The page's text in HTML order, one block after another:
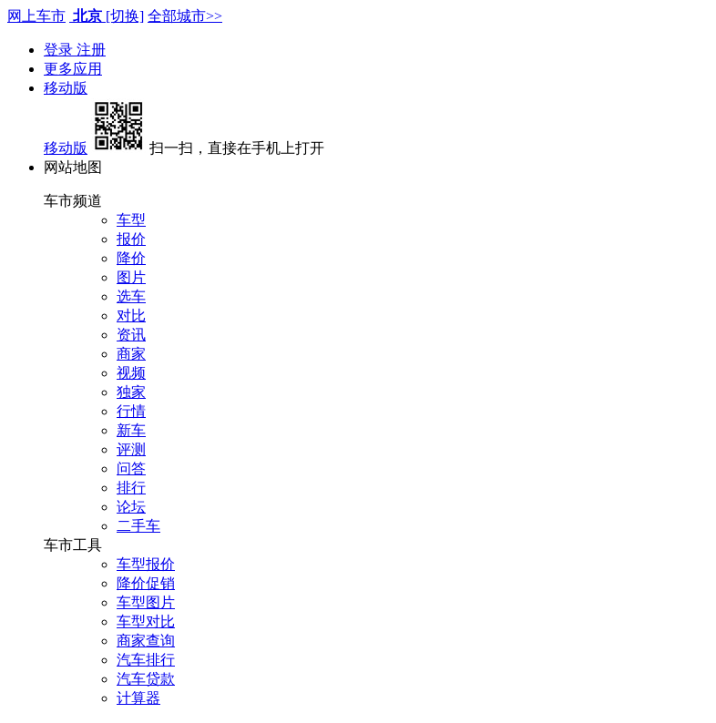
网上车市 北京 [切换] 全部城市>>
登录 注册
更多应用
移动版
移动版
扫一扫，直接在手机上打开
网站地图
车市频道
车型
报价
降价
图片
选车
对比
资讯
商家
视频
独家
行情
新车
评测
问答
排行
论坛
二手车
车市工具
车型报价
降价促销
车型图片
车型对比
商家查询
汽车排行
汽车贷款
计算器